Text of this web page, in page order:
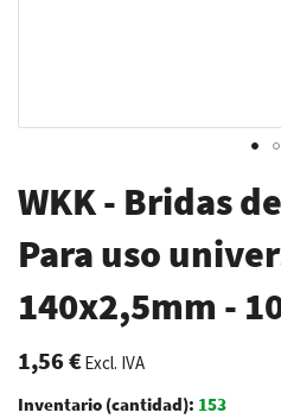
al
comienzo
de
la
galería
de
WKK - Bridas
Para uso
140x2,5mm -
1,56 €Excl. IVA
Inventario (cantidad): 153